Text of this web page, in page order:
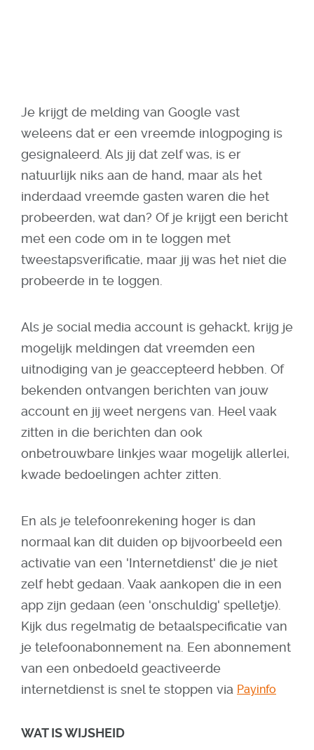
Je krijgt de melding van Google vast
weleens dat er een vreemde inlogpoging is
gesignaleerd. Als jij dat zelf was, is er
natuurlijk niks aan de hand, maar als het
inderdaad vreemde gasten waren die het
probeerden, wat dan? Of je krijgt een bericht
met een code om in te loggen met
tweestapsverificatie, maar jij was het niet die
probeerde in te loggen.
Als je social media account is gehackt, krijg je
mogelijk meldingen dat vreemden een
uitnodiging van je geaccepteerd hebben. Of
bekenden ontvangen berichten van jouw
account en jij weet nergens van. Heel vaak
zitten in die berichten dan ook
onbetrouwbare linkjes waar mogelijk allerlei,
kwade bedoelingen achter zitten.
En als je telefoonrekening hoger is dan
normaal kan dit duiden op bijvoorbeeld een
activatie van een 'Internetdienst' die je niet
zelf hebt gedaan. Vaak aankopen die in een
app zijn gedaan (een 'onschuldig' spelletje).
Kijk dus regelmatig de betaalspecificatie van
je telefoonabonnement na. Een abonnement
van een onbedoeld geactiveerde
internetdienst is snel te stoppen via Payinfo
WAT IS WIJSHEID